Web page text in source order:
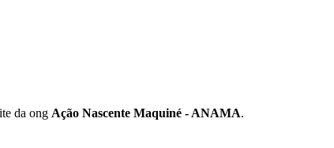
da ong Ação Nascente Maquiné - ANAMA.